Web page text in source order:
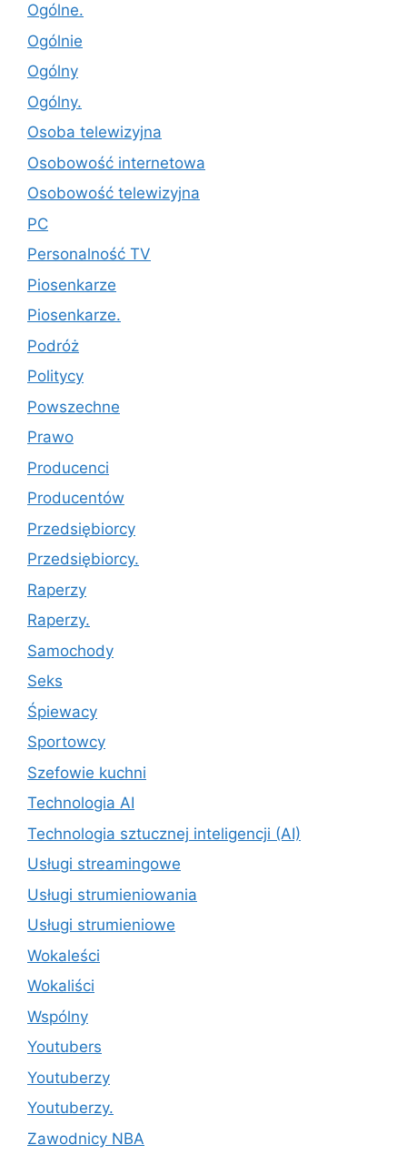
Ogólne.
Ogólnie
Ogólny
Ogólny.
Osoba telewizyjna
Osobowość internetowa
Osobowość telewizyjna
PC
Personalność TV
Piosenkarze
Piosenkarze.
Podróż
Politycy
Powszechne
Prawo
Producenci
Producentów
Przedsiębiorcy
Przedsiębiorcy.
Raperzy
Raperzy.
Samochody
Seks
Śpiewacy
Sportowcy
Szefowie kuchni
Technologia AI
Technologia sztucznej inteligencji (AI)
Usługi streamingowe
Usługi strumieniowania
Usługi strumieniowe
Wokaleści
Wokaliści
Wspólny
Youtubers
Youtuberzy
Youtuberzy.
Zawodnicy NBA